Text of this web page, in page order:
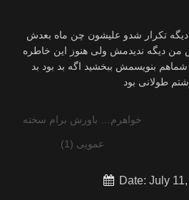
دیگه تکرار شدو علیشون چن ماه بعدش
من دیگه ندیدمش ولی هنوز این خاطره
بنویسمش ببخشید اگه بد بود بد
طولانی بود
خواهرم… باورش برام سخته
عمویی (1)
Date: July